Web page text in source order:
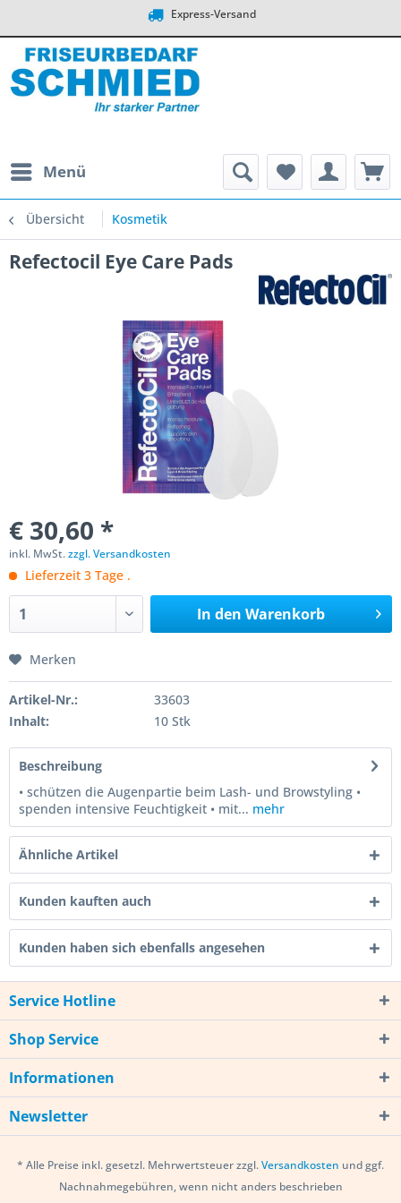
Express-Versand
Menü
Übersicht Kosmetik
Refectocil Eye Care Pads
€ 30,60 *
inkl. MwSt.zzgl. Versandkosten
Lieferzeit 3 Tage .
In den Warenkorb
Merken
Artikel-Nr.:
33603
Inhalt:
10 Stk
Beschreibung
• schützen die Augenpartie beim Lash- und Browstyling •
spenden intensive Feuchtigkeit • mit... mehr
Ähnliche Artikel
Kunden kauften auch
Kunden haben sich ebenfalls angesehen
Service Hotline
Shop Service
Informationen
Newsletter
* Alle Preise inkl. gesetzl. Mehrwertsteuer zzgl.Versandkosten und ggf.
Nachnahmegebühren, wenn nicht anders beschrieben